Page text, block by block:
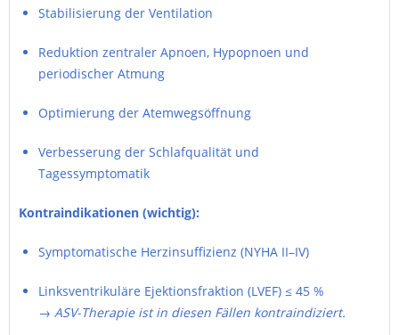
Stabilisierung der Ventilation
Reduktion zentraler Apnoen, Hypopnoen und
periodischer Atmung
Optimierung der Atemwegsöffnung
Verbesserung der Schlafqualität und
Tagessymptomatik
Kontraindikationen (wichtig):
Symptomatische Herzinsuffizienz (NYHA II–IV)
Linksventrikuläre Ejektionsfraktion (LVEF) ≤ 45 %
→ ASV-Therapie ist in diesen Fällen kontraindiziert.